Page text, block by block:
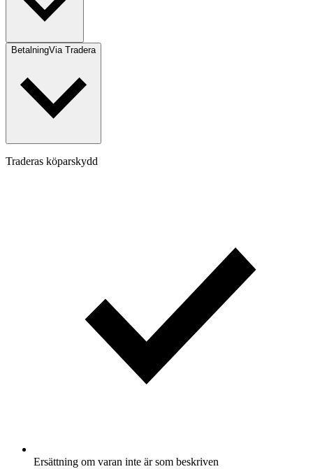
BetalningVia Tradera
Traderas köparskydd
Ersättning om varan inte är som beskriven